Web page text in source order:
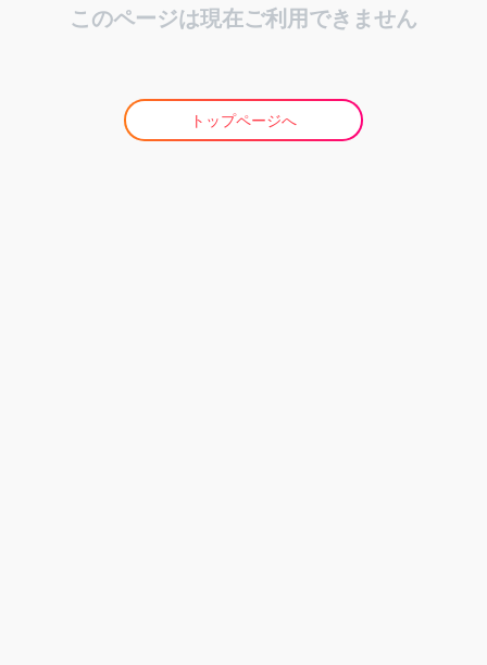
このページは現在ご利用できません